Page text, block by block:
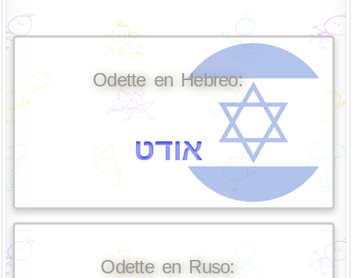
Odette en Hebreo:
אודט
Odette en Ruso: